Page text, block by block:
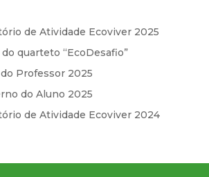
de Atividade Ecoviver 2025
quarteto “EcoDesafio”
Professor 2025
do Aluno 2025
de Atividade Ecoviver 2024